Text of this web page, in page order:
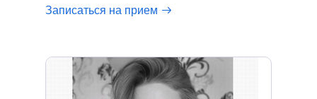
Записаться на прием